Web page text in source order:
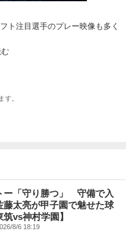
ト注目選手のプレー映像も多く
サイト▼
す。
ー「守り勝つ」 守備で入
藤太亮が甲子園で魅せた球
vs神村学園】
8/6 18:19